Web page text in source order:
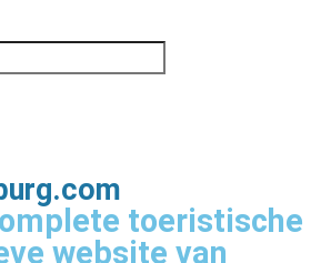
toeristische
website van